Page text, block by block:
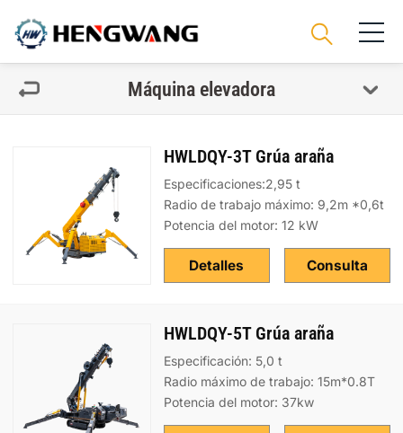
Máquina elevadora
HWLDQY-3T Grúa araña
Especificaciones:2,95 t
Radio de trabajo máximo: 9,2m *0,6t
Potencia del motor: 12 kW
Consulta
Detalles
HWLDQY-5T Grúa araña
Especificación: 5,0 t
Radio máximo de trabajo: 15m*0.8T
Potencia del motor: 37kw